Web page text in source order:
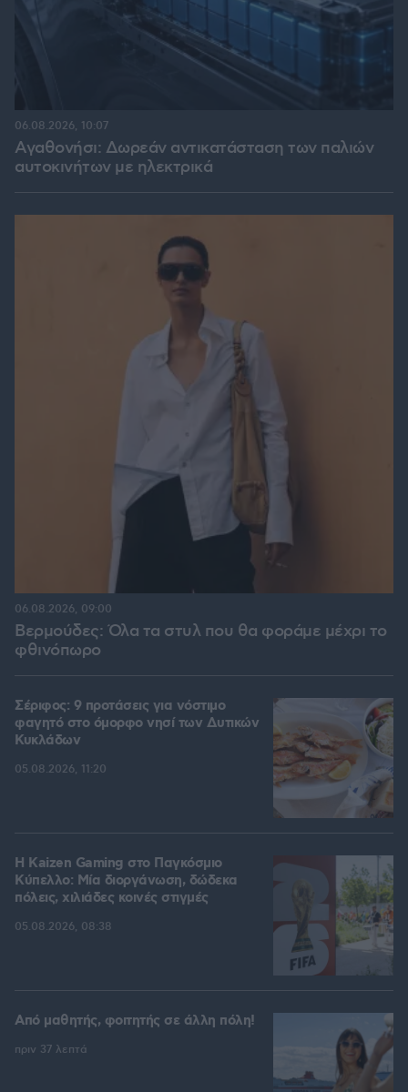
Αγαθονήσι: Δωρεάν αντικατάσταση των παλιών
αυτοκινήτων με ηλεκτρικά
06.08.2026, 10:07
Βερμούδες: Όλα τα στυλ που θα φοράμε μέχρι το
φθινόπωρο
06.08.2026, 09:00
Σέριφος: 9 προτάσεις για νόστιμο
φαγητό στο όμορφο νησί των Δυτικών
Κυκλάδων
05.08.2026, 11:20
H Kaizen Gaming στο Παγκόσμιο
Kύπελλο: Μία διοργάνωση, δώδεκα
πόλεις, χιλιάδες κοινές στιγμές
05.08.2026, 08:38
Από μαθητής, φοιτητής σε άλλη πόλη!
πριν 37 λεπτά